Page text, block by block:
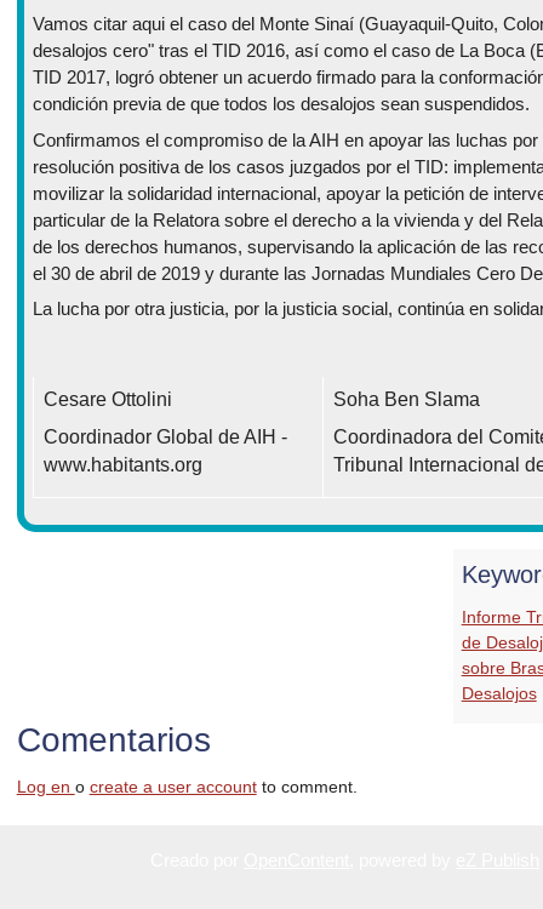
Vamos citar aqui el caso del Monte Sinaí (Guayaquil-Quito,
desalojos cero" tras el TID 2016, así como el caso de La Boca
TID 2017, logró obtener un acuerdo firmado para la
condición previa de que todos los desalojos sean suspendidos.
Confirmamos el compromiso de la AIH en apoyar las luchas
resolución positiva de los casos juzgados por el TID:
movilizar la solidaridad internacional, apoyar la petición de
particular de la Relatora sobre el derecho a la vivienda y del
de los derechos humanos, supervisando la aplicación de las
el 30 de abril de 2019 y durante las Jornadas Mundiales Cero
La lucha por otra justicia, por la justicia social, continúa en
Cesare Ottolini
Coordinador Global de AIH -
www.habitants.org
Soha Ben Slama
Coordinadora del
Tribunal Internacional
Informe
de
sobre
Desalojos
Comentarios
Log en o create a user accountto comment.